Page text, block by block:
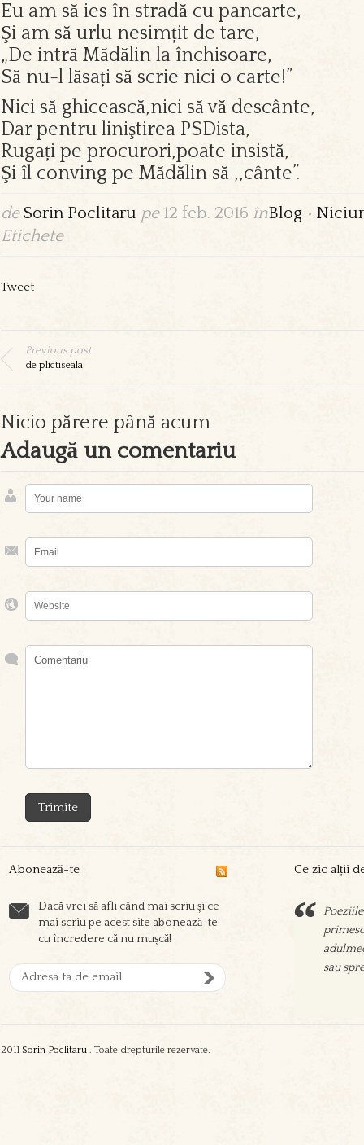
Eu am să ies în stradă cu pancarte,
Şi am să urlu nesimțit de tare,
„De intră Mădălin la închisoare,
Să nu-l lăsați să scrie nici o carte!”
Nici să ghicească,nici să vă descânte,
Dar pentru liniştirea PSDista,
Rugați pe procurori,poate insistă,
Şi îl conving pe Mădălin să ,,cânte”.
de Sorin Poclitaru pe 12 feb. 2016 înBlog •
Etichete
Tweet
Previous post
de plictiseala
Nicio părere până acum
Adaugă un comentariu
Abonează-te
Dacă vrei să afli când mai scriu și ce
mai scriu pe acest site abonează-te
cu încredere că nu mușcă!
Ce zic alții
sau
Sorin
aşeza
2011 Sorin Poclitaru . Toate drepturile rezervate.